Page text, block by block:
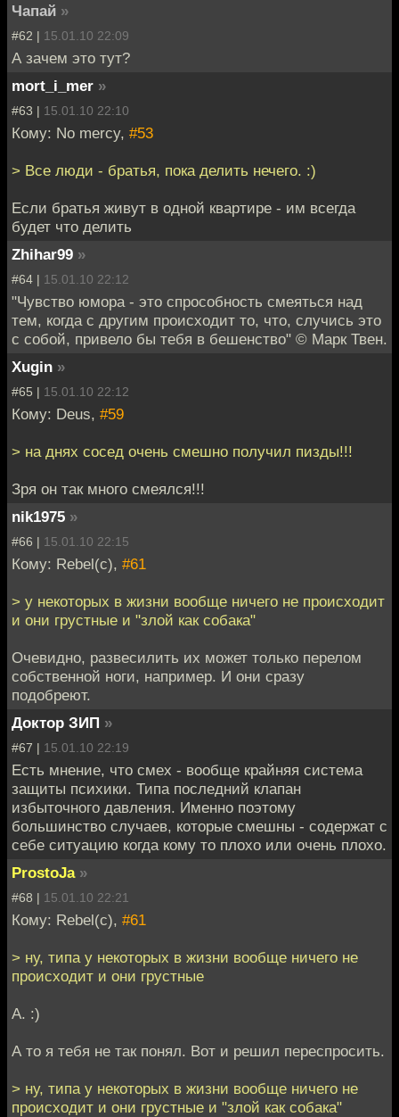
Чапай »
#62 | 15.01.10 22:09
А зачем это тут?
mort_i_mer »
#63 | 15.01.10 22:10
Кому: No mercy, #53
> Все люди - братья, пока делить нечего. :)
Если братья живут в одной квартире - им всегда
будет что делить
Zhihar99 »
#64 | 15.01.10 22:12
"Чувство юмора - это спрособность смеяться над
тем, когда с другим происходит то, что, случись это
с собой, привело бы тебя в бешенство" © Марк Твен.
Xugin »
#65 | 15.01.10 22:12
Кому: Deus, #59
> на днях сосед очень смешно получил пизды!!!
Зря он так много смеялся!!!
nik1975 »
#66 | 15.01.10 22:15
Кому: Rebel(c), #61
> у некоторых в жизни вообще ничего не происходит
и они грустные и "злой как собака"
Очевидно, развесилить их может только перелом
собственной ноги, например. И они сразу
подобреют.
Доктор ЗИП »
#67 | 15.01.10 22:19
Есть мнение, что смех - вообще крайняя система
защиты психики. Типа последний клапан
избыточного давления. Именно поэтому
большинство случаев, которые смешны - содержат с
себе ситуацию когда кому то плохо или очень плохо.
ProstoJa »
#68 | 15.01.10 22:21
Кому: Rebel(c), #61
> ну, типа у некоторых в жизни вообще ничего не
происходит и они грустные
А. :)
А то я тебя не так понял. Вот и решил переспросить.
> ну, типа у некоторых в жизни вообще ничего не
происходит и они грустные и "злой как собака"